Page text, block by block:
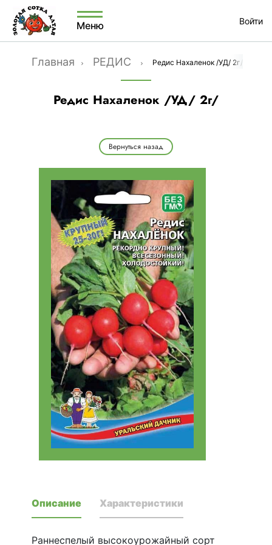
Меню Войти
Главная РЕДИС Редис Нахаленок /УД/ 2г/
Редис Нахаленок /УД/ 2г/
Вернуться назад
Описание Характеристики
Раннеспелый высокоурожайный сорт